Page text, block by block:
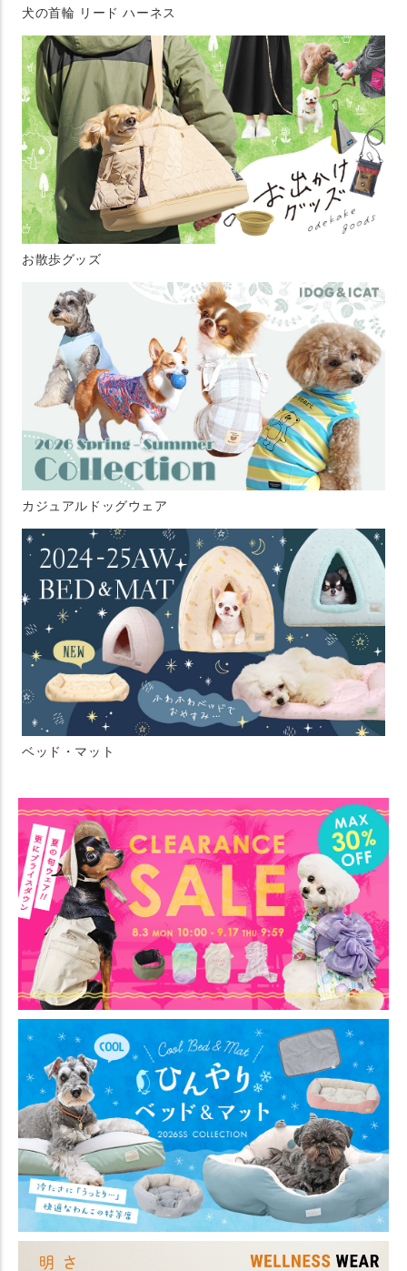
犬の首輪 リード ハーネス
お散歩グッズ
カジュアルドッグウェア
ベッド・マット